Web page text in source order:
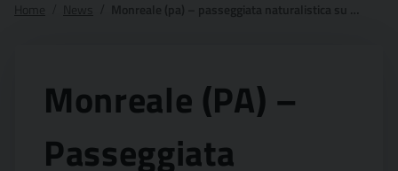
Monreale (PA) –
Passeggiata